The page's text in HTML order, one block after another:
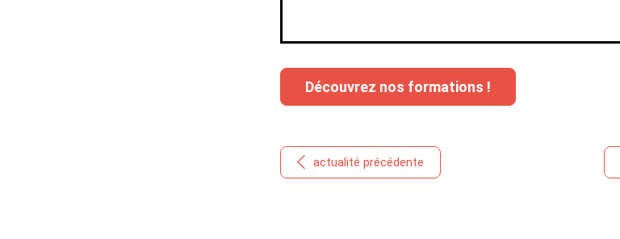
Découvrez nos formations !
actualité précédente